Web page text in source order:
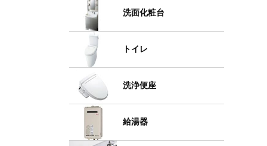
洗面化粧台
トイレ
洗浄便座
給湯器